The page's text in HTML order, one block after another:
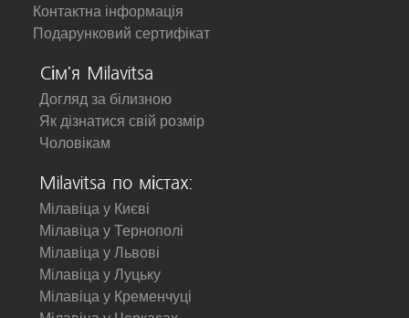
Контактна інформація
Подарунковий сертифікат
Сім'я Milavitsa
Догляд за білизною
Як дізнатися свій розмір
Чоловікам
Milavitsa по містах:
Мілавіца у Києві
Мілавіца у Тернополі
Мілавіца у Львові
Мілавіца у Луцьку
Мілавіца у Кременчуці